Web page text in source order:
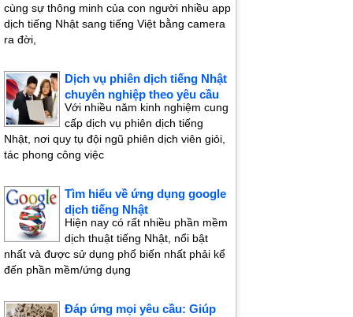
cùng sự thông minh của con người nhiều app
dịch tiếng Nhật sang tiếng Việt bằng camera
ra đời,
Dịch vụ phiên dịch tiếng Nhật
chuyên nghiệp theo yêu cầu
Với nhiều năm kinh nghiệm cung
cấp dịch vụ phiên dịch tiếng
Nhật, nơi quy tụ đội ngũ phiên dịch viên giỏi,
tác phong công việc
Tìm hiểu về ứng dụng google
dịch tiếng Nhật
Hiện nay có rất nhiều phần mềm
dịch thuật tiếng Nhật, nổi bật
nhất và được sử dụng phổ biến nhất phải kể
đến phần mềm/ứng dụng
Đáp ứng mọi yêu cầu: Giúp